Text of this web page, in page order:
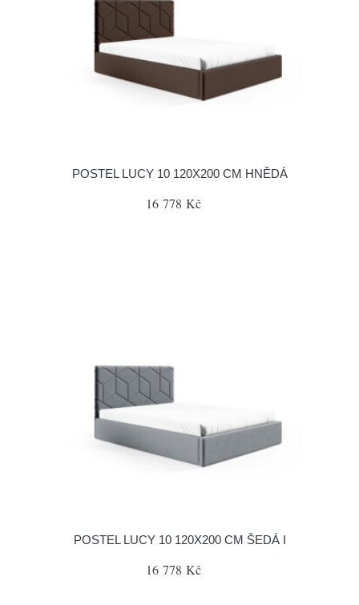
POSTEL LUCY 10 120X200 CM HNĚDÁ
16 778 Kč
POSTEL LUCY 10 120X200 CM ŠEDÁ I
16 778 Kč